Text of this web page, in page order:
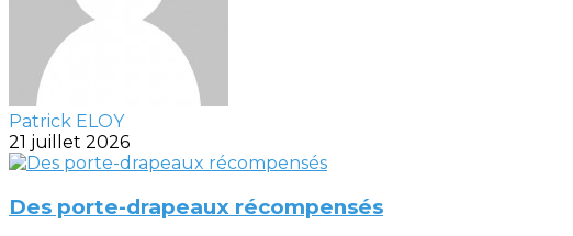
Patrick ELOY
21 juillet 2026
Des porte-drapeaux récompensés